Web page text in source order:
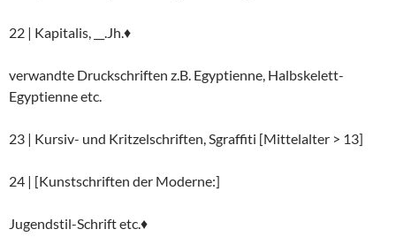
22 | Kapitalis, __.Jh.♦
verwandte Druckschriften z.B. Egyptienne, Halbskelett-
Egyptienne etc.
23 | Kursiv- und Kritzelschriften, Sgraffiti [Mittelalter > 13]
24 | [Kunstschriften der Moderne:]
Jugendstil-Schrift etc.♦